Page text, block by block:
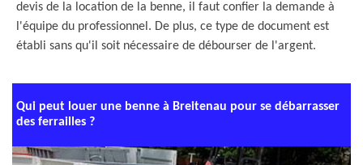
devis de la location de la benne, il faut confier la demande à
l'équipe du professionnel. De plus, ce type de document est
établi sans qu'il soit nécessaire de débourser de l'argent.
Qui peut louer une benne à Breitenau pour se débarrasser
des ferrailles ?